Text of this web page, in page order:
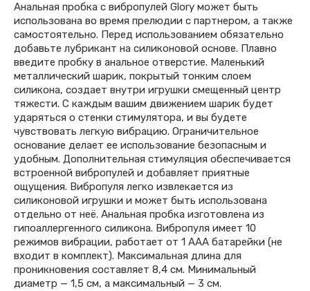
Анальная пробка с вибропулей Glory может быть
использована во время прелюдии с партнером, а также
самостоятельно. Перед использованием обязательно
добавьте лубрикант на силиконовой основе. Плавно
введите пробку в анальное отверстие. Маленький
металлический шарик, покрытый тонким слоем
силикона, создает внутри игрушки смещенный центр
тяжести. С каждым вашим движением шарик будет
ударяться о стенки стимулятора, и вы будете
чувствовать легкую вибрацию. Ограничительное
основание делает ее использование безопасным и
удобным. Дополнительная стимуляция обеспечивается
встроенной вибропулей и добавляет приятные
ощущения. Вибропуля легко извлекается из
силиконовой игрушки и может быть использована
отдельно от неё. Анальная пробка изготовлена из
гипоаллергенного силикона. Вибропуля имеет 10
режимов вибрации, работает от 1 ААА батарейки (не
входит в комплект). Максимальная длина для
проникновения составляет 8,4 см. Минимальный
диаметр — 1,5 см, а максимальный — 3 см.